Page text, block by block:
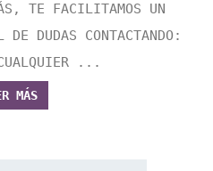
TE FACILITAMOS UN
DE DUDAS CONTACTANDO:
...
MÁS